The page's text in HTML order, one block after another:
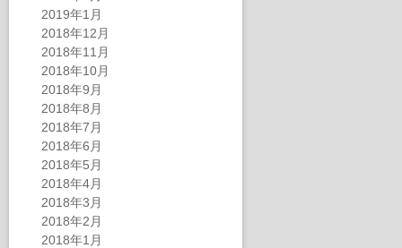
2019年1月
2018年12月
2018年11月
2018年10月
2018年9月
2018年8月
2018年7月
2018年6月
2018年5月
2018年4月
2018年3月
2018年2月
2018年1月